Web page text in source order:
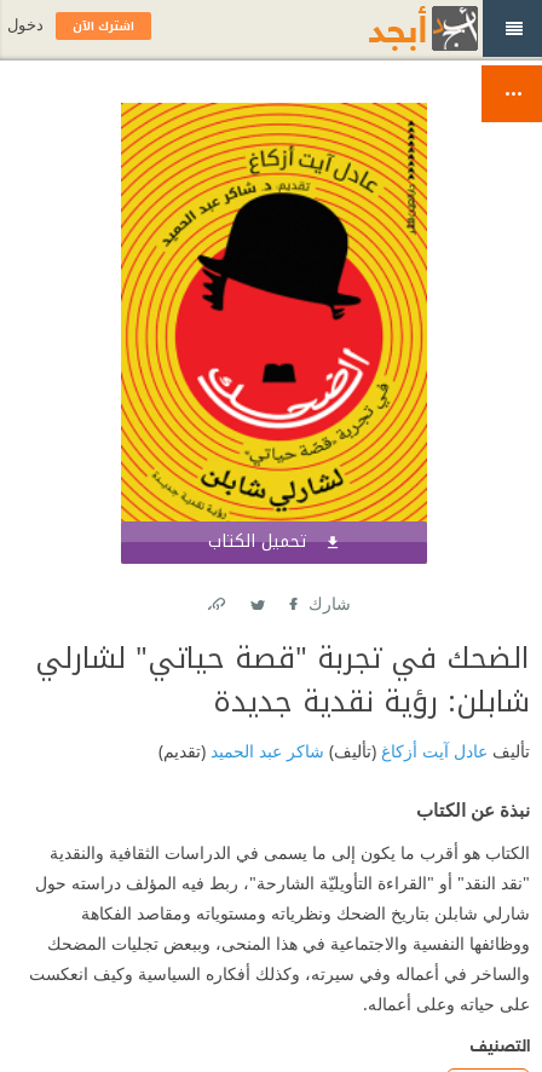
تحميل الكتاب
شارك
الضحك في تجربة "قصة حياتي" لشارلي
شابلن: رؤية نقدية جديدة
تأليف عادل آيت أزكاغ (تأليف) شاكر عبد الحميد (تقديم)
نبذة عن الكتاب
الكتاب هو أقرب ما يكون إلى ما يسمى في الدراسات الثقافية والنقدية
"نقد النقد" أو "القراءة التأويليّة الشارحة"، ربط فيه المؤلف دراسته حول
شارلي شابلن بتاريخ الضحك ونظرياته ومستوياته ومقاصد الفكاهة
ووظائفها النفسية والاجتماعية في هذا المنحى، وببعض تجليات المضحك
والساخر في أعماله وفي سيرته، وكذلك أفكاره السياسية وكيف انعكست
على حياته وعلى أعماله.
التصنيف
اشترك الآن دخول